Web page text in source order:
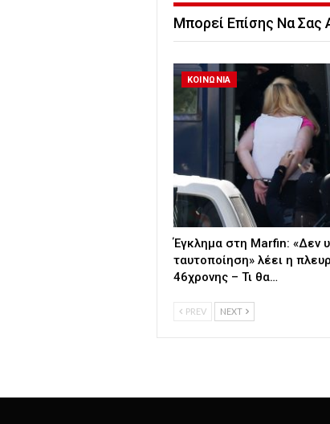
Μπορεί Επίσης Να Σας
ΚΟΙΝΩΝΙΑ
Έγκλημα στη Marfin: «Δεν
ταυτοποίηση» λέει η
46χρονης – Τι θα…
PREV NEXT